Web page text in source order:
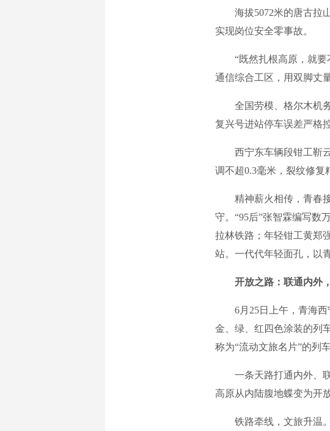
海拔5072米的唐古拉山
实现岗位安全零事故。
“既然扎根高原，就要
通信综合工区，用双脚丈
全国劳模、格尔木机务
复兴号进站停车误差严格
西宁东车辆段钳工靳云
调不超0.3毫米，裂纹修复
精神薪火相传，青春接
守。“95后”张智霖编写数
拉林铁路；年轻钳工黄郑
站。一代代年轻面孔，以
开放之路：联通内外
6月25日上午，青海西
金、绿、红四色涂装的列
称为“流动文旅名片”的列
一条天路打通内外、联
高原从内陆腹地蝶变为开
铁路牵线，文旅升温。